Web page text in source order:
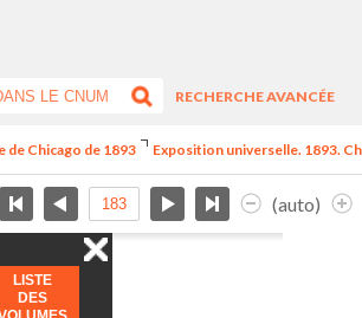
RECHERCHE AVANCÉE
de Chicago de 1893 Exposition universelle. 1893.
(auto)
LISTE
DES